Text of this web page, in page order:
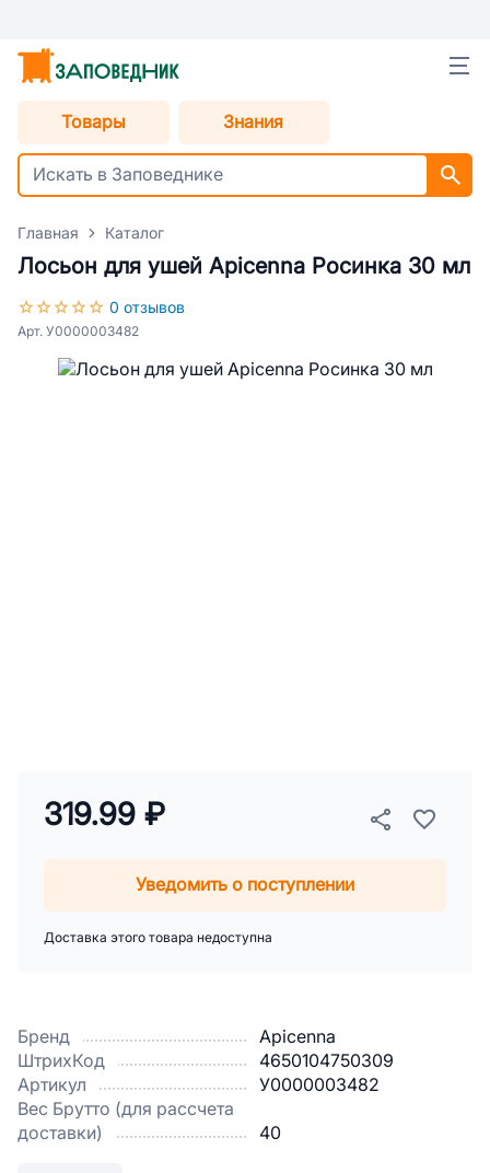
Товары Знания
Главная Каталог
Лосьон для ушей Apicenna Росинка 30 мл
0 отзывов
Арт. У0000003482
Бренд
Apicenna
ШтрихКод
4650104750309
Артикул
У0000003482
Вес Брутто (для рассчета
доставки)
40
319.99 ₽
Уведомить о поступлении
Доставка этого товара недоступна